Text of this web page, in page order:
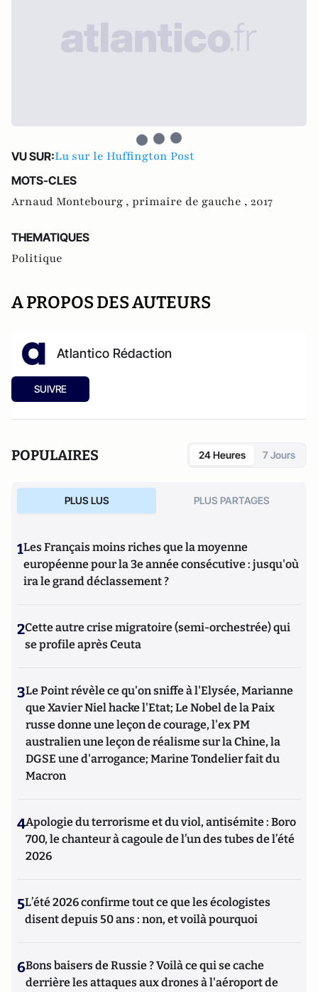
VU SUR:Lu sur le Huffington Post
MOTS-CLES
Arnaud Montebourg , primaire de gauche , 2017
THEMATIQUES
Politique
A PROPOS DES AUTEURS
Atlantico Rédaction
SUIVRE
POPULAIRES 24 Heures 7 Jours
PLUS LUS PLUS PARTAGES
1Les Français moins riches que la moyenne
européenne pour la 3e année consécutive : jusqu'où
ira le grand déclassement ?
2Cette autre crise migratoire (semi-orchestrée) qui
se profile après Ceuta
3Le Point révèle ce qu'on sniffe à l'Elysée, Marianne
que Xavier Niel hacke l'Etat; Le Nobel de la Paix
russe donne une leçon de courage, l'ex PM
australien une leçon de réalisme sur la Chine, la
DGSE une d'arrogance; Marine Tondelier fait du
Macron
4Apologie du terrorisme et du viol, antisémite : Boro
700, le chanteur à cagoule de l’un des tubes de l’été
2026
5L’été 2026 confirme tout ce que les écologistes
disent depuis 50 ans : non, et voilà pourquoi
6Bons baisers de Russie ? Voilà ce qui se cache
derrière les attaques aux drones à l'aéroport de